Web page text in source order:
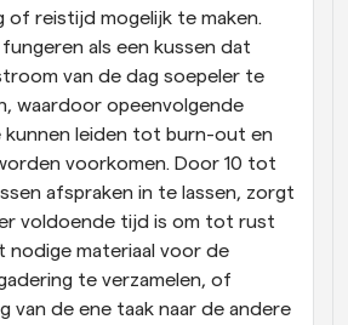
of reistijd mogelijk te maken.
als een kussen dat
van de dag soepeler te
waardoor opeenvolgende
kunnen leiden tot burn-out en
voorkomen. Door 10 tot
afspraken in te lassen, zorgt
voldoende tijd is om tot rust
nodige materiaal voor de
te verzamelen, of
van de ene taak naar de andere